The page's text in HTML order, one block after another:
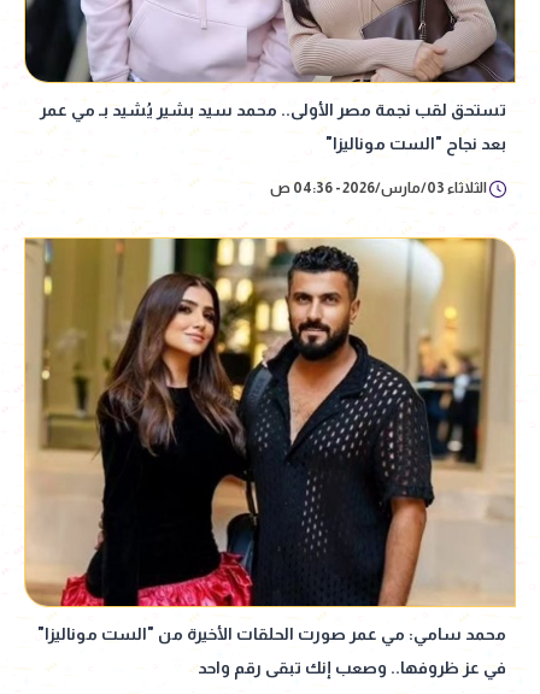
تستحق لقب نجمة مصر الأولى.. محمد سيد بشير يُشيد بـ مي عمر
بعد نجاح "الست موناليزا"
الثلاثاء 03/مارس/2026 - 04:36 ص
محمد سامي: مي عمر صورت الحلقات الأخيرة من "الست موناليزا"
في عز ظروفها.. وصعب إنك تبقى رقم واحد